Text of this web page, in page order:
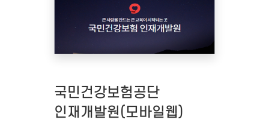
국민건강보험공단
인재개발원(모바일웹)